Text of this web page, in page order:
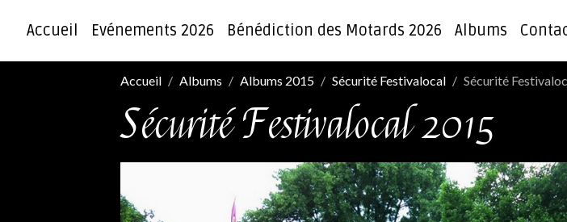
Accueil Evénements 2026 Bénédiction des Motards 2026 Albums
Accueil Albums Albums 2015 Sécurité Festivalocal Sécurité
Sécurité Festivalocal 2015